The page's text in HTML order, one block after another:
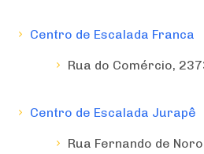
Centro de Escalada Franca
Rua do Comércio,
Centro de Escalada Jurapê
Rua Fernando de